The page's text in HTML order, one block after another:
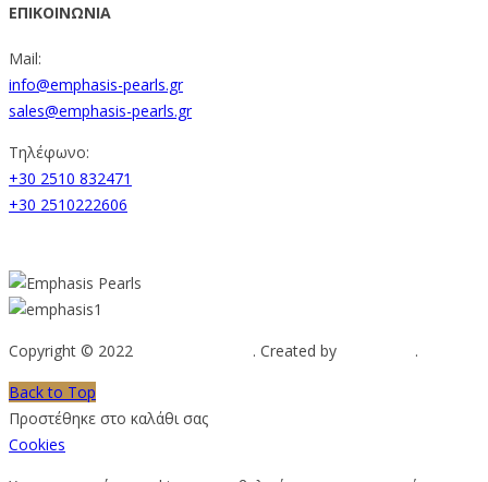
ΕΠΙΚΟΙΝΩΝΙΑ
Mail:
info@emphasis-pearls.gr
sales@emphasis-pearls.gr
Τηλέφωνο:
+30 2510 832471
+30 2510222606
Copyright © 2022 . Created by
.
Back to Top
Προστέθηκε στο καλάθι σας
Cookies